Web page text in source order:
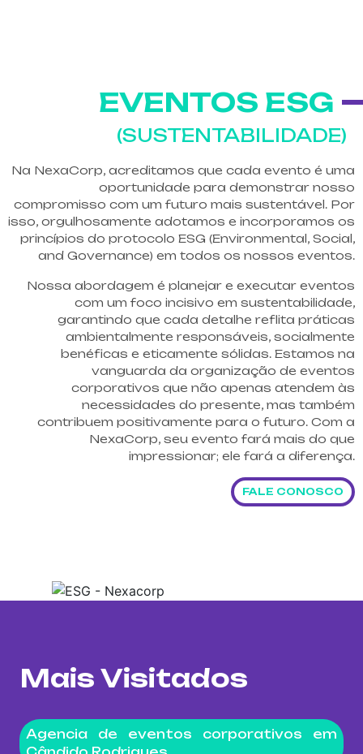
EVENTOS ESG
(SUSTENTABILIDADE)
Na NexaCorp, acreditamos que cada evento é uma
oportunidade para demonstrar nosso
compromisso com um futuro mais sustentável. Por
isso, orgulhosamente adotamos e incorporamos os
princípios do protocolo ESG (Environmental, Social,
and Governance) em todos os nossos eventos.
Nossa abordagem é planejar e executar eventos
com um foco incisivo em sustentabilidade,
garantindo que cada detalhe reflita práticas
ambientalmente responsáveis, socialmente
benéficas e eticamente sólidas. Estamos na
vanguarda da organização de eventos
corporativos que não apenas atendem às
necessidades do presente, mas também
contribuem positivamente para o futuro. Com a
NexaCorp, seu evento fará mais do que
impressionar; ele fará a diferença.
FALE CONOSCO
Mais Visitados
Agencia de eventos corporativos em